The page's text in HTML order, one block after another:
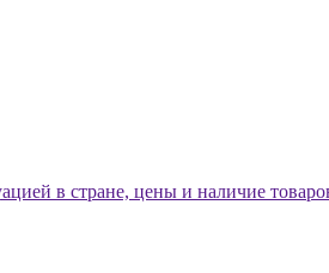
в стране, цены и наличие